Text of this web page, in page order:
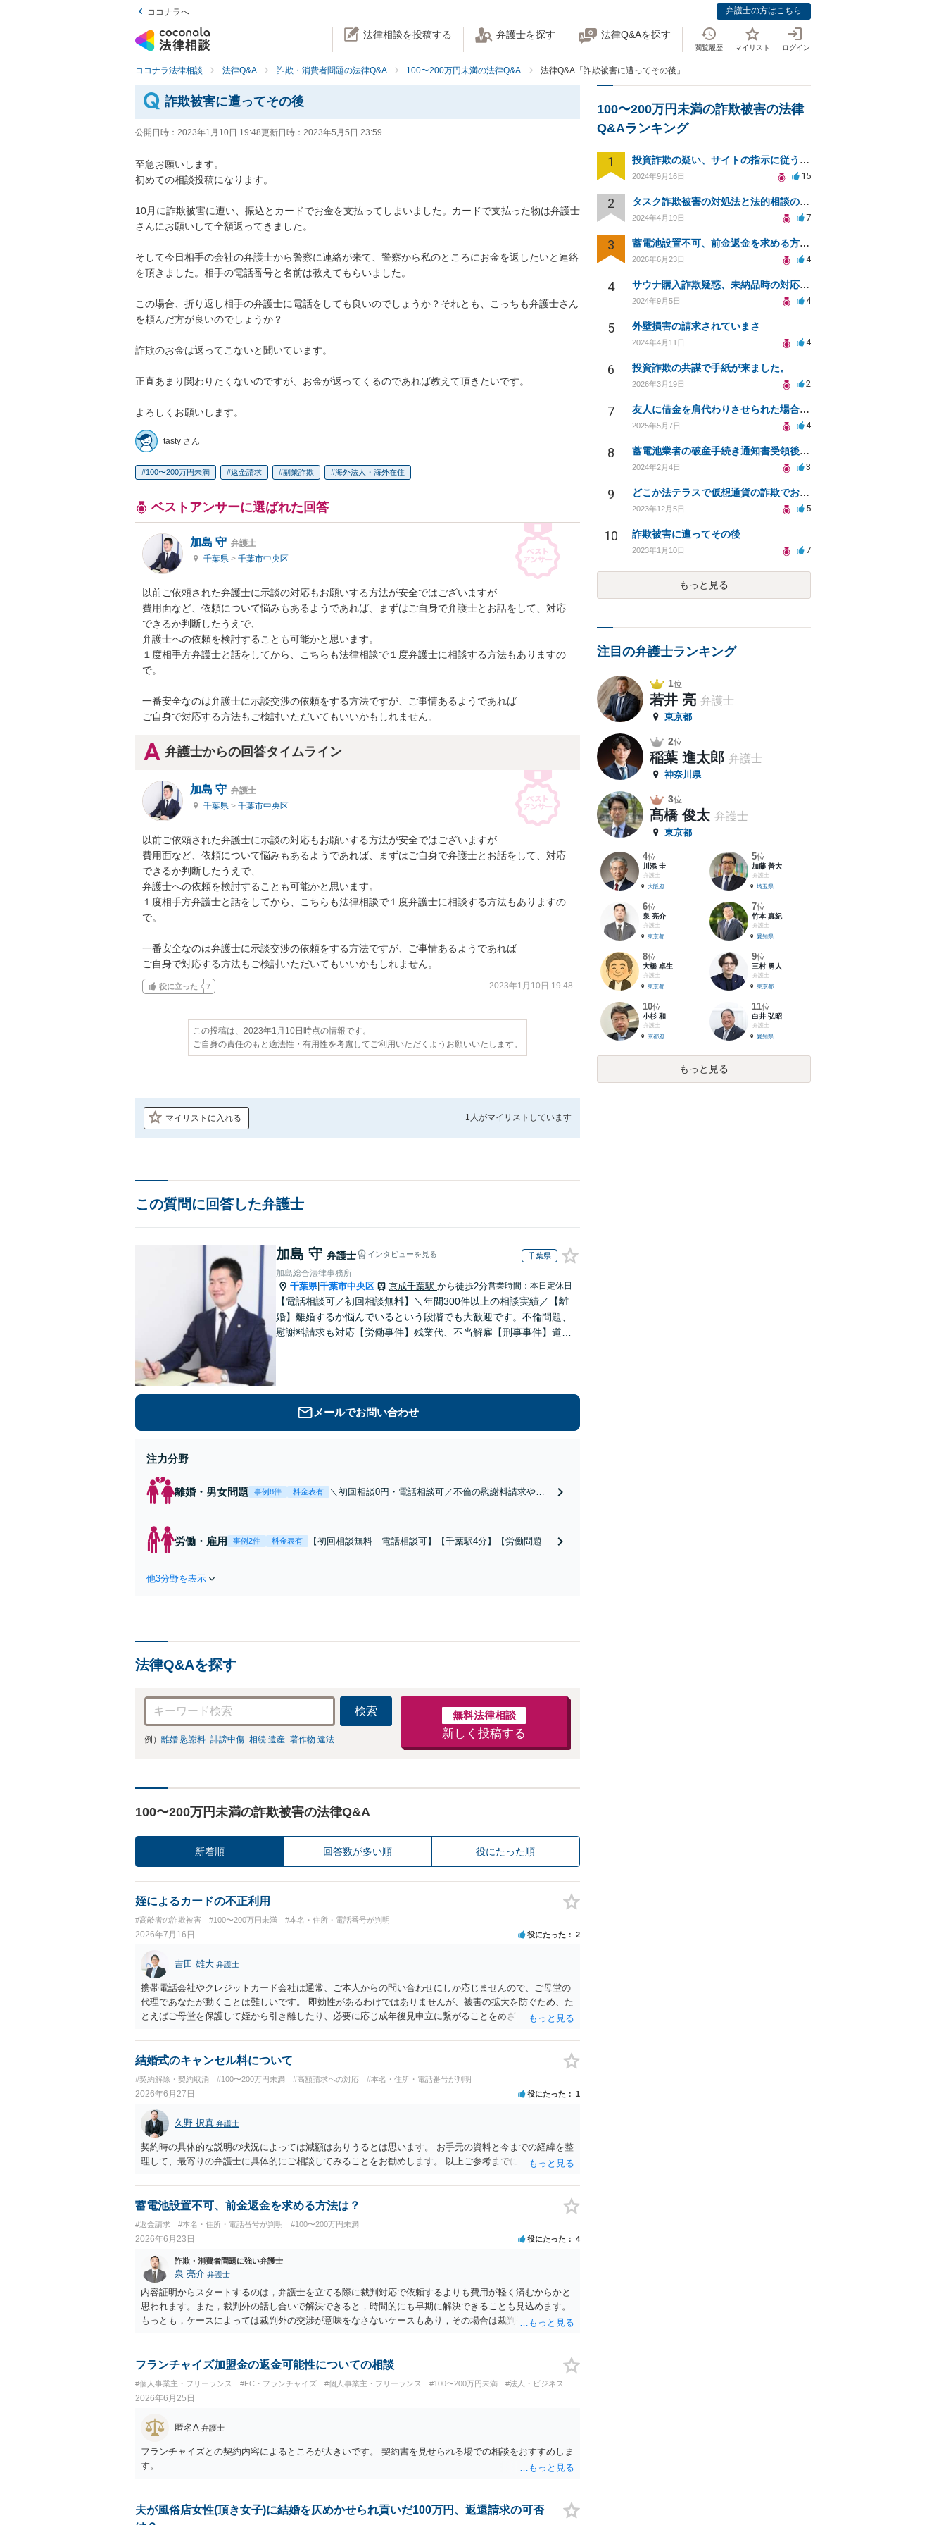
ココナラへ 弁護士の方はこちら
法律相談を投稿する 弁護士を探す 法律Q&Aを探す
閲覧履歴 マイリスト ログイン
ココナラ法律相談 法律Q&A 詐欺・消費者問題の法律Q&A 100〜200万円未満の法律Q&A 法律Q&A「詐欺被害に遭ってその後」
詐欺被害に遭ってその後
公開日時： 2023年1月10日 19:48更新日時： 2023年5月5日 23:59
至急お願いします。
初めての相談投稿になります。
10月に詐欺被害に遭い、振込とカードでお金を支払ってしまいました。カードで支払った物は弁護士
さんにお願いして全額返ってきました。
そして今日相手の会社の弁護士から警察に連絡が来て、警察から私のところにお金を返したいと連絡
を頂きました。相手の電話番号と名前は教えてもらいました。
この場合、折り返し相手の弁護士に電話をしても良いのでしょうか？それとも、こっちも弁護士さん
を頼んだ方が良いのでしょうか？
詐欺のお金は返ってこないと聞いています。
正直あまり関わりたくないのですが、お金が返ってくるのであれば教えて頂きたいです。
よろしくお願いします。
tasty さん
100〜200万円未満 返金請求 副業詐欺 海外法人・海外在住
ベストアンサーに選ばれた回答
加島 守 弁護士
千葉県 > 千葉市中央区
以前ご依頼された弁護士に示談の対応もお願いする方法が安全ではございますが
費用面など、依頼について悩みもあるようであれば、まずはご自身で弁護士とお話をして、対応
できるか判断したうえで、
弁護士への依頼を検討することも可能かと思います。
１度相手方弁護士と話をしてから、こちらも法律相談で１度弁護士に相談する方法もありますの
で。
一番安全なのは弁護士に示談交渉の依頼をする方法ですが、ご事情あるようであれば
ご自身で対応する方法もご検討いただいてもいいかもしれません。
弁護士からの回答タイムライン
加島 守 弁護士
千葉県 > 千葉市中央区
以前ご依頼された弁護士に示談の対応もお願いする方法が安全ではございますが
費用面など、依頼について悩みもあるようであれば、まずはご自身で弁護士とお話をして、対応
できるか判断したうえで、
弁護士への依頼を検討することも可能かと思います。
１度相手方弁護士と話をしてから、こちらも法律相談で１度弁護士に相談する方法もありますの
で。
一番安全なのは弁護士に示談交渉の依頼をする方法ですが、ご事情あるようであれば
ご自身で対応する方法もご検討いただいてもいいかもしれません。
役に立った 7 2023年1月10日 19:48
この投稿は、2023年1月10日時点の情報です。
ご自身の責任のもと適法性・有用性を考慮してご利用いただくようお願いいたします。
マイリストに入れる 1人がマイリストしています
この質問に回答した弁護士
加島 守 弁護士 インタビューを見る 千葉県
加島総合法律事務所
千葉県|千葉市中央区 京成千葉駅 から徒歩2分営業時間：本日定休日
【電話相談可／初回相談無料】＼年間300件以上の相談実績／【離
婚】離婚するか悩んでいるという段階でも大歓迎です。不倫問題、
慰謝料請求も対応【労働事件】残業代、不当解雇【刑事事件】道交
メールでお問い合わせ
注力分野
離婚・男女問題 事例8件 料金表有
＼初回相談0円・電話相談可／不倫の慰謝料請求や財
気軽にご相談ください【子連れ相談可】
労働・雇用 事例2件 料金表有
【初回相談無料｜電話相談可】【千葉駅4分】【労働問題対
他3分野を表示
法律Q&Aを探す
検索
例） 離婚 慰謝料 誹謗中傷 相続 遺産 著作物 違法
無料法律相談
新しく投稿する
100〜200万円未満の詐欺被害の法律Q&A
新着順 回答数が多い順 役にたった順
姪によるカードの不正利用
#高齢者の詐欺被害 #100〜200万円未満 #本名・住所・電話番号が判明
2026年7月16日 役にたった 2
吉田 雄大 弁護士
携帯電話会社やクレジットカード会社は通常、ご本人からの問い合わせにしか応じませんので、ご母堂の
代理であなたが動くことは難しいです。 即効性があるわけではありませんが、被害の拡大を防ぐため、た
とえばご母堂を保護して姪から引き離したり、必要に応じ成年後見申立に繋がることをめざして、高齢者
結婚式のキャンセル料について
#契約解除・契約取消 #100〜200万円未満 #高額請求への対応 #本名・住所・電話番号が判明
2026年6月27日 役にたった 1
久野 択真 弁護士
契約時の具体的な説明の状況によっては減額はありうるとは思います。 お手元の資料と今までの経緯を整
理して、最寄りの弁護士に具体的にご相談してみることをお勧めします。 以上ご参考までに。
蓄電池設置不可、前金返金を求める方法は？
#返金請求 #本名・住所・電話番号が判明 #100〜200万円未満
2026年6月23日 役にたった 4
詐欺・消費者問題に強い弁護士
泉 亮介 弁護士
内容証明からスタートするのは，弁護士を立てる際に裁判対応で依頼するよりも費用が軽く済むからかと
思われます。また，裁判外の話し合いで解決できると，時間的にも早期に解決できることも見込めます。
もっとも，ケースによっては裁判外の交渉が意味をなさないケースもあり，その場合は裁判手続きから始
ら異議が出ることが予想される場合は最初から訴訟手続きを取った方が良いでしょう。
フランチャイズ加盟金の返金可能性についての相談
#個人事業主・フリーランス #FC・フランチャイズ #個人事業主・フリーランス #100〜200万円未満 #法人・ビジネス
2026年6月25日
匿名A 弁護士
フランチャイズとの契約内容によるところが大きいです。 契約書を見せられる場での相談をおすすめしま
す。
夫が風俗店女性(頂き女子)に結婚を仄めかせられ貢いだ100万円、返還請求の可否
100〜200万円未満の詐欺被害の法律
Q&Aランキング
1 投資詐欺の疑い、サイトの指示に従うべきか教えてください
2024年9月16日 15
2 タスク詐欺被害の対処法と法的相談のポイント
2024年4月19日 7
3 蓄電池設置不可、前金返金を求める方法は？
2026年6月23日 4
4 サウナ購入詐欺疑惑、未納品時の対応策と注意点
2024年9月5日 4
5 外壁損害の請求されていまさ
2024年4月11日 4
6 投資詐欺の共謀で手紙が来ました。
2026年3月19日 2
7 友人に借金を肩代わりさせられた場合の対処法と法的手段
2025年5月7日 4
8 蓄電池業者の破産手続き通知書受領後、対応策として担当者への内容証明送付の可否について相談
2024年2月4日 3
9 どこか法テラスで仮想通貨の詐欺でお金を取り戻してくれる弁護士事務所教えてください。
2023年12月5日 5
10 詐欺被害に遭ってその後
2023年1月10日 7
もっと見る
注目の弁護士ランキング
1位
若井 亮 弁護士
東京都
2位
稲葉 進太郎 弁護士
神奈川県
3位
髙橋 俊太 弁護士
東京都
4位
川添 圭
弁護士
大阪府
5位
加藤 善大
弁護士
埼玉県
6位
泉 亮介
弁護士
東京都
7位
竹本 真紀
弁護士
愛知県
8位
大橋 卓生
弁護士
東京都
9位
三村 勇人
弁護士
東京都
10位
小杉 和
弁護士
京都府
11位
白井 弘昭
弁護士
愛知県
もっと見る